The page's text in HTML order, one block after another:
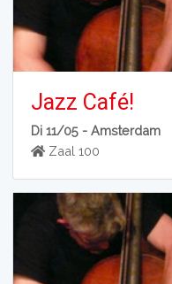
Jazz Café!
Di 11/05 -Amsterdam
Zaal 100